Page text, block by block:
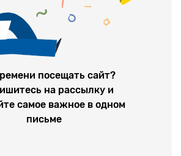
посещать сайт?
на рассылку и
самое важное в одном
письме